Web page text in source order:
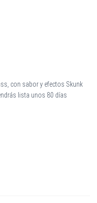
con sabor y efectos Skunk
lista unos 80 días